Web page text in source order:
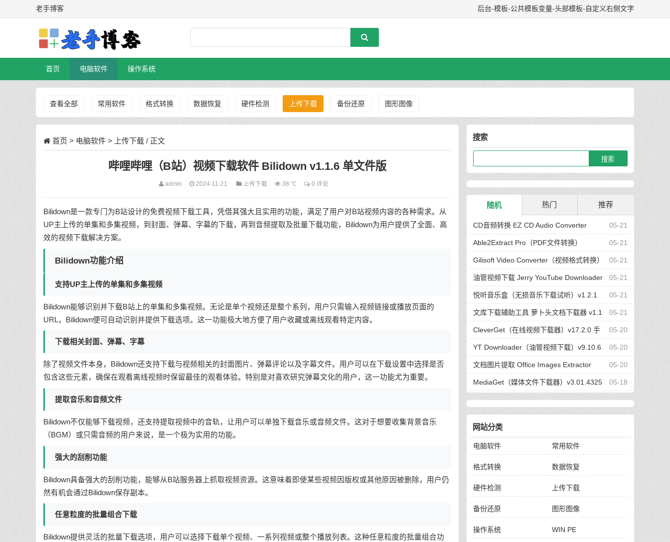
老手博客 后台-模板-公共模板变量-头部模板-自定义右侧文字
首页 电脑软件 操作系统
查看全部 常用软件 格式转换 数据恢复 硬件检测 上传下载 备份还原 图形图像
首页 > 电脑软件 > 上传下载 / 正文
哔哩哔哩（B站）视频下载软件 Bilidown v1.1.6 单文件版
admin 2024-11-21 上传下载 38 ℃ 0 评论
Bilidown是一款专门为B站设计的免费视频下载工具，凭借其强大且实用的功能，满足了用户对B站视频内容的各种需求。从
UP主上传的单集和多集视频，到封面、弹幕、字幕的下载，再到音频提取及批量下载功能，Bilidown为用户提供了全面、高
效的视频下载解决方案。
Bilidown功能介绍
支持UP主上传的单集和多集视频
Bilidown能够识别并下载B站上的单集和多集视频。无论是单个视频还是整个系列，用户只需输入视频链接或播放页面的
URL，Bilidown便可自动识别并提供下载选项。这一功能极大地方便了用户收藏或离线观看特定内容。
下载相关封面、弹幕、字幕
除了视频文件本身，Bilidown还支持下载与视频相关的封面图片、弹幕评论以及字幕文件。用户可以在下载设置中选择是否
包含这些元素，确保在观看离线视频时保留最佳的观看体验。特别是对喜欢研究弹幕文化的用户，这一功能尤为重要。
提取音乐和音频文件
Bilidown不仅能够下载视频，还支持提取视频中的音轨，让用户可以单独下载音乐或音频文件。这对于想要收集背景音乐
（BGM）或只需音频的用户来说，是一个极为实用的功能。
强大的刮削功能
Bilidown具备强大的刮削功能，能够从B站服务器上抓取视频资源。这意味着即使某些视频因版权或其他原因被删除，用户仍
然有机会通过Bilidown保存副本。
任意粒度的批量组合下载
Bilidown提供灵活的批量下载选项，用户可以选择下载单个视频、一系列视频或整个播放列表。这种任意粒度的批量组合功
搜索
随机 热门 推荐
05-21
CD音频转换 EZ CD Audio Converter
v12.0.0.1 绿色免装版 05-21
Able2Extract Pro（PDF文件转换）
v20.0.2.0 绿色免装版 05-21
Gilisoft Video Converter（视频格式转换）
v12.9.0 中文注册版 05-21
油管视频下载 Jerry YouTube Downloader
v8.3.1 去广告绿色版 05-21
悦听音乐盒（无损音乐下载试听）v1.2.1
绿色免装版 05-21
文库下载辅助工具 萝卜头文档下载器 v1.1
绿色单文件版 05-20
CleverGet（在线视频下载器）v17.2.0 手
动解锁版 05-20
YT Downloader（油管视频下载）v9.10.6
绿色免装版 05-20
文档图片提取 Office Images Extractor
v1.0.0 单文件绿色版 05-18
MediaGet（媒体文件下载器）v3.01.4325
多语言绿色版
网站分类
电脑软件 常用软件
格式转换 数据恢复
硬件检测 上传下载
备份还原 图形图像
操作系统 WIN PE